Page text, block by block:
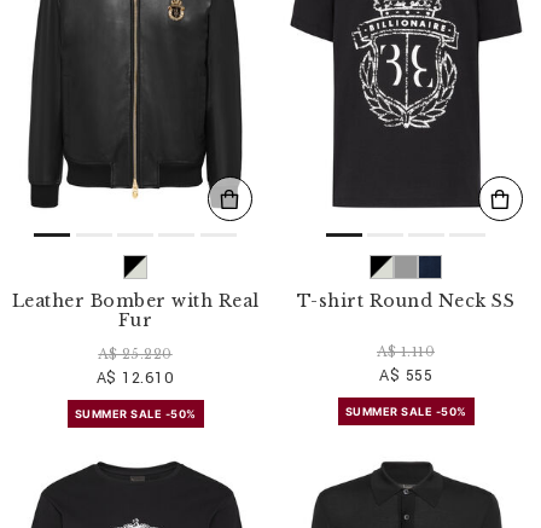
Leather Bomber with Real
Fur
A$ 25.220
A$ 12.610
SUMMER SALE -50%
T-shirt Round Neck SS
A$ 1.110
A$ 555
SUMMER SALE -50%